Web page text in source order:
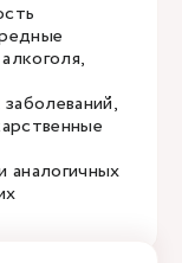
аналогичных